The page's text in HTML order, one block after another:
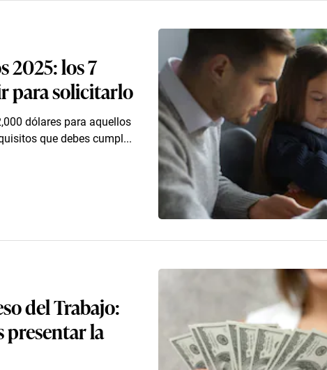
2025: los 7
para solicitarlo
dólares para aquellos
que debes cumpl...
del Trabajo:
presentar la